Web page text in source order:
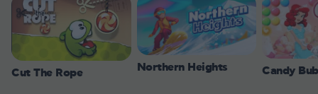
Cut The Rope Northern Heights Candy